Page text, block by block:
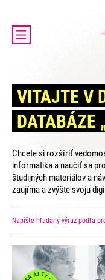
O PROJEKTE ENTER
ENTER MICRO:BIT
ENTER
VIDEÁ
VAŠE NÁPADY
KONTAKTY
VITAJTE V
DATABÁZE
Chcete si rozšíriť
informatika a naučiť sa
študijných materiálov a
zaujíma a zvýšte svoju